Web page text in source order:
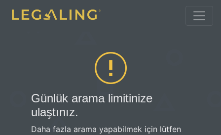
Günlük arama limitinize
ulaştınız.
Daha fazla arama yapabilmek için lütfen